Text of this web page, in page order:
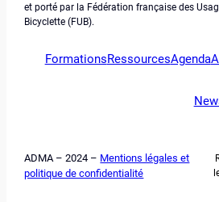
et porté par la Fédération française des
Bicyclette (FUB).
FormationsRessourcesAgenda
ADMA – 2024 – Mentions légales et
politique de confidentialité